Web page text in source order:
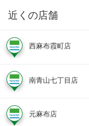
近くの店舗
西麻布霞町店
南青山七丁目店
元麻布店